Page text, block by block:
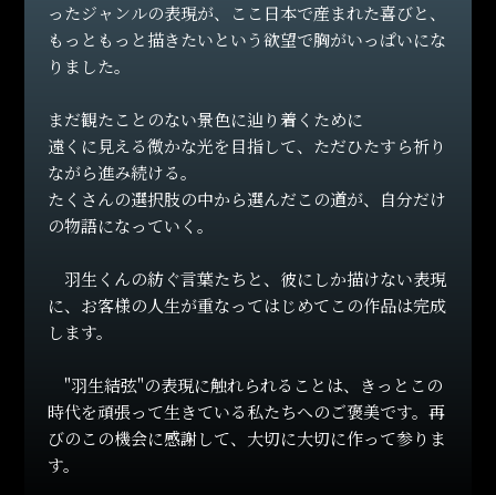
24.02.08
横浜公演のチケット情報を更新し、リセール販売につい
24.02.05
横浜公演に先立ち、公演グッズ会場物販、電子整理券に
ついて更新しました！
24.02.01
横浜公演のチケット情報を更新し、一般2次発売（抽
選）、一般3次販売（先着）について発表しました。
24.01.24
横浜公演のチケット情報を更新し、一般発売（抽選）に
ついて発表しました。
ったジャンルの表現が、ここ日本で産まれた喜びと、
もっともっと描きたいという欲望で胸がいっぱいにな
りました。
まだ観たことのない景色に辿り着くために
遠くに見える微かな光を目指して、ただひたすら祈り
ながら進み続ける。
たくさんの選択肢の中から選んだこの道が、自分だけ
の物語になっていく。
羽生くんの紡ぐ言葉たちと、彼にしか描けない表現
に、お客様の人生が重なってはじめてこの作品は完成
します。
"羽生結弦"の表現に触れられることは、きっとこの
時代を頑張って生きている私たちへのご褒美です。再
びのこの機会に感謝して、大切に大切に作って参りま
す。